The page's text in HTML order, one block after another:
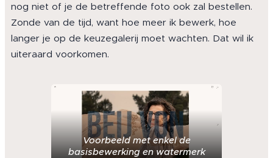
nog niet of je de betreffende foto ook zal bestellen.
Zonde van de tijd, want hoe meer ik bewerk, hoe
langer je op de keuzegalerij moet wachten. Dat wil ik
uiteraard voorkomen.
Voorbeeld met enkel de
basisbewerking en watermerk